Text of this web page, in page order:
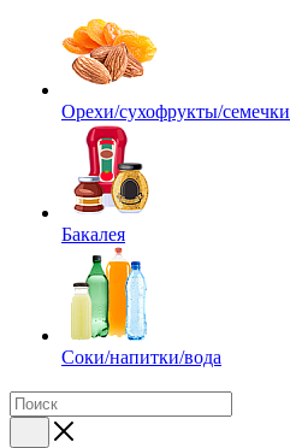
Орехи/сухофрукты/семечки
Бакалея
Соки/напитки/вода